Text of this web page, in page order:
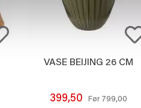
VASE BEIJING 26 CM
399,50 Før 799,00